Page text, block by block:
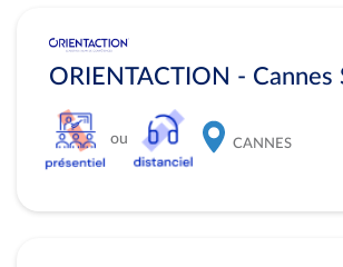
ORIENTACTION - Cannes
ou CANNES